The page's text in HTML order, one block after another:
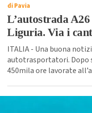
di Pavia
L’autostrada
Liguria. Via i
ITALIA - Una buona
autotrasportatori. Dopo
450mila ore lavorate